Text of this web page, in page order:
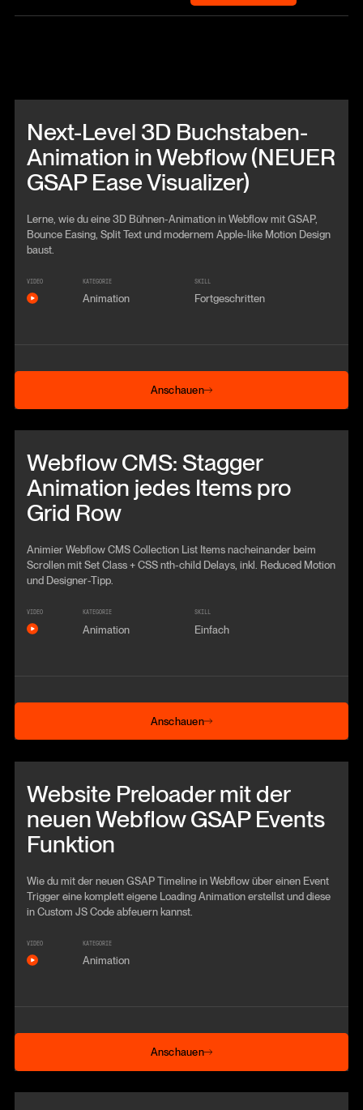
Next-Level 3D Buchstaben-
Animation in Webflow (NEUER
GSAP Ease Visualizer)
Lerne, wie du eine 3D Bühnen-Animation in Webflow mit GSAP,
Bounce Easing, Split Text und modernem Apple-like Motion Design
baust.
VIDEO KATEGORIE
Animation
SKILL
Fortgeschritten
Anschauen
Anschauen
Webflow CMS: Stagger
Animation jedes Items pro
Grid Row
Animier Webflow CMS Collection List Items nacheinander beim
Scrollen mit Set Class + CSS nth-child Delays, inkl. Reduced Motion
und Designer-Tipp.
VIDEO KATEGORIE
Animation
SKILL
Einfach
Anschauen
Anschauen
Website Preloader mit der
neuen Webflow GSAP Events
Funktion
Wie du mit der neuen GSAP Timeline in Webflow über einen Event
Trigger eine komplett eigene Loading Animation erstellst und diese
in Custom JS Code abfeuern kannst.
VIDEO KATEGORIE
Animation
Anschauen
Anschauen